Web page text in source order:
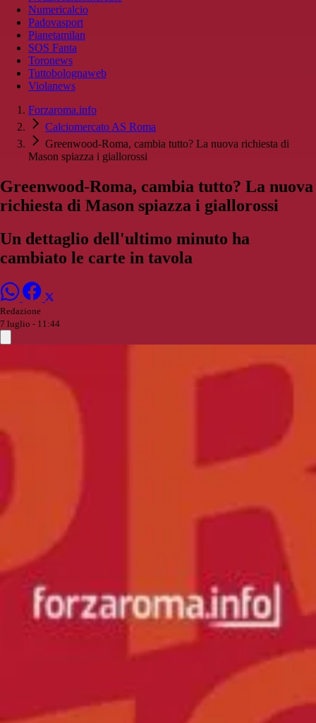
Numericalcio
Padovasport
Pianetamilan
SOS Fanta
Toronews
Tuttobolognaweb
Violanews
Forzaroma.info
Calciomercato AS Roma
Greenwood-Roma, cambia tutto? La nuova richiesta di
Mason spiazza i giallorossi
Greenwood-Roma, cambia tutto? La nuova
richiesta di Mason spiazza i giallorossi
Un dettaglio dell'ultimo minuto ha
cambiato le carte in tavola
Redazione
7 luglio - 11:44